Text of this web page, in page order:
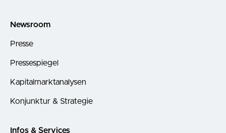
Newsroom
Presse
Pressespiegel
Kapitalmarktanalysen
Konjunktur & Strategie
Infos & Services